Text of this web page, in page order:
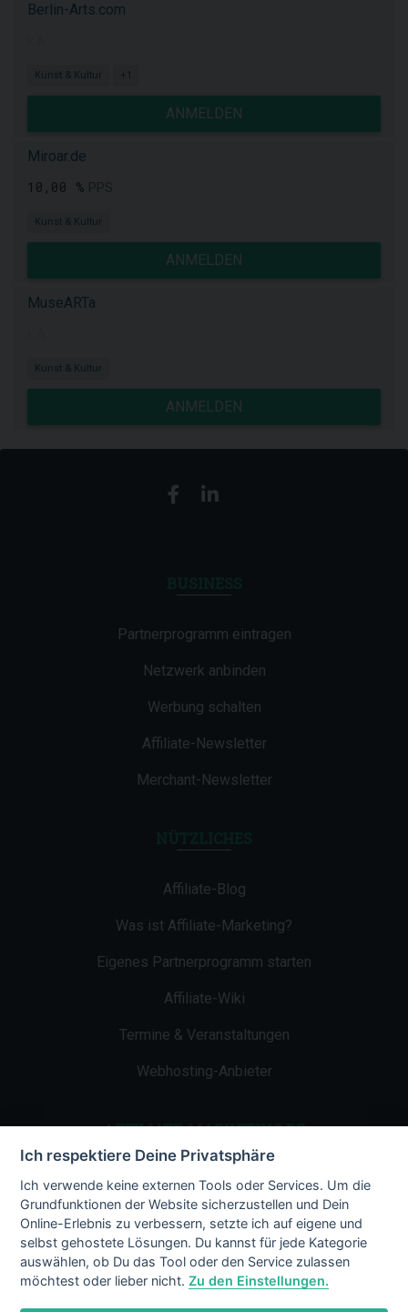
Berlin-Arts.com
Kunst & Kultur +1
ANMELDEN
Miroar.de
10,00 %
Kunst & Kultur
ANMELDEN
MuseARTa
Kunst & Kultur
ANMELDEN
Partnerprogramm eintragen
Netzwerk anbinden
Werbung schalten
Affiliate-Newsletter
Merchant-Newsletter
Affiliate-Blog
Was ist Affiliate-Marketing?
Eigenes Partnerprogramm starten
Affiliate-Wiki
Termine & Veranstaltungen
Webhosting-Anbieter
AFFILIATE-MARKETING.DE
Impressum
Kontakt
Datenschutz
Ich respektiere Deine Privatsphäre
Ich verwende keine externen Tools oder Services. Um die
Grundfunktionen der Website sicherzustellen und Dein
Online-Erlebnis zu verbessern, setzte ich auf eigene und
selbst gehostete Lösungen. Du kannst für jede Kategorie
auswählen, ob Du das Tool oder den Service zulassen
möchtest oder lieber nicht.Zu den Einstellungen.